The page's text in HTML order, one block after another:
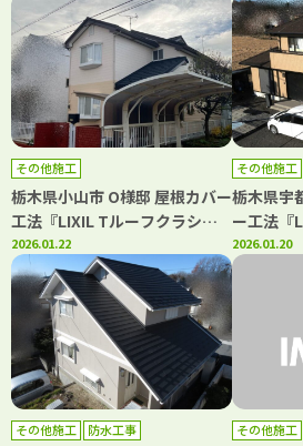
その他施工
栃木県小山市 O様邸 屋根カバー
工法『LIXIL Tルーフクラシッ
クR』
2026.01.22
その他施工
栃木県宇
ー工法『
ウッド』
2026.01.20
その他施工 防水工事 その他施工